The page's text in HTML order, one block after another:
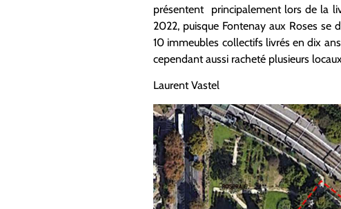
présentent principalement lors de la
2022, puisque Fontenay aux Roses se
10 immeubles collectifs livrés en dix
cependant aussi racheté plusieurs
Laurent Vastel